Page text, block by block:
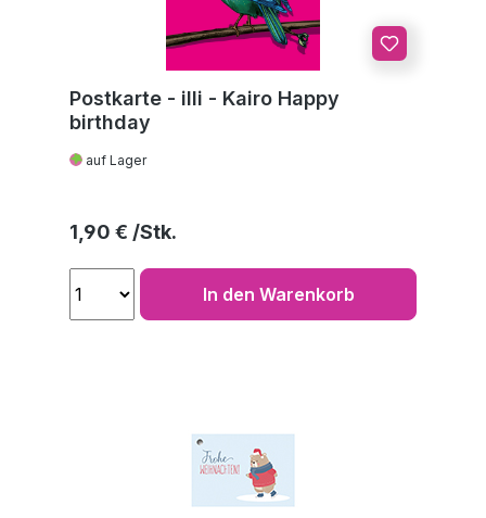
Postkarte - illi - Kairo Happy
birthday
auf Lager
Regulärer Preis:
1,90 €
In den Warenkorb